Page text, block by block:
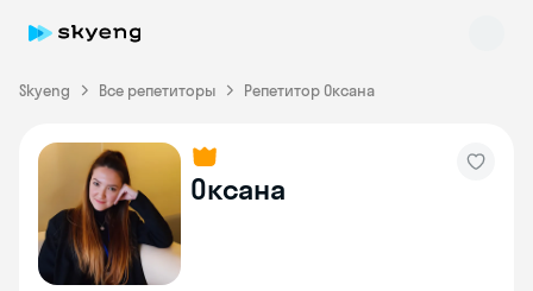
Skyeng Все репетиторы Репетитор Оксана
Оксана
Skyeng Chat
online